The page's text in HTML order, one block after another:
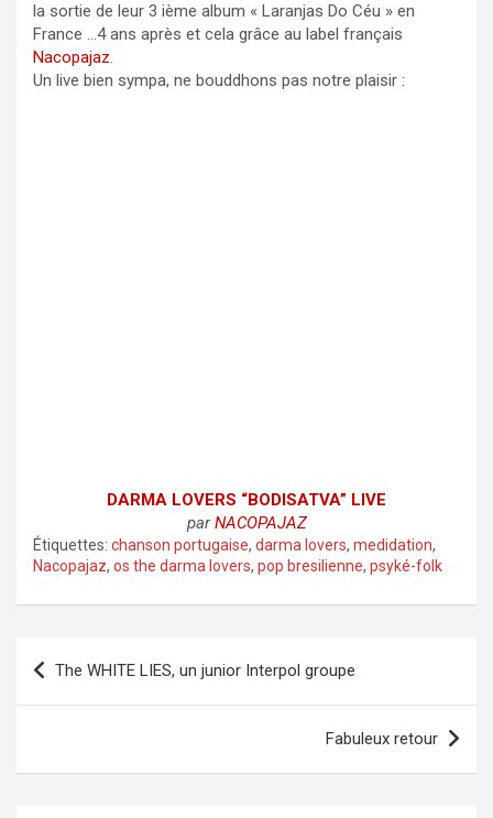
la sortie de leur 3 ième album « Laranjas Do Céu » en
France …4 ans après et cela grâce au label français
Nacopajaz.
Un live bien sympa, ne bouddhons pas notre plaisir :
DARMA LOVERS “BODISATVA” LIVE
parNACOPAJAZ
Étiquettes: chanson portugaise, darma lovers, medidation,
Nacopajaz, os the darma lovers, pop bresilienne, psyké-folk
Navigation
de
The WHITE LIES, un junior Interpol groupe
Fabuleux retour